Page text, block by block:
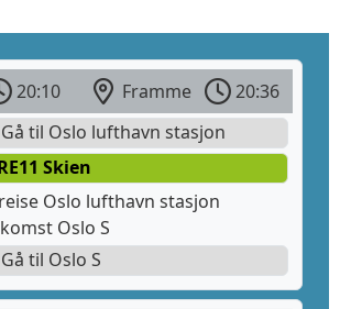
20:10 Framme
20:36
Gå til Oslo lufthavn stasjon
Skien
Oslo lufthavn stasjon
Oslo S
Gå til Oslo S